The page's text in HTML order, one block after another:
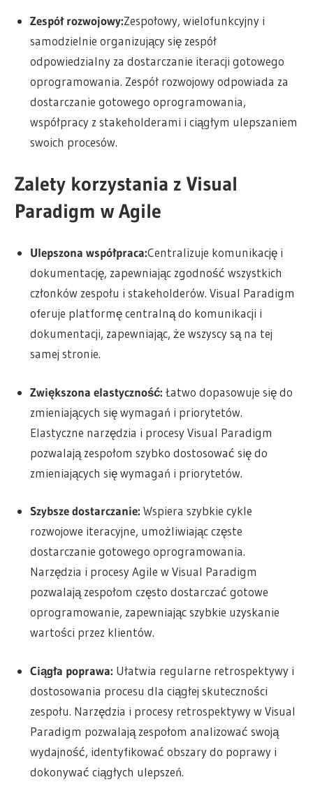
Zespół rozwojowy:Zespołowy, wielofunkcyjny i
samodzielnie organizujący się zespół
odpowiedzialny za dostarczanie iteracji gotowego
oprogramowania. Zespół rozwojowy odpowiada za
dostarczanie gotowego oprogramowania,
współpracy z stakeholderami i ciągłym ulepszaniem
swoich procesów.
Zalety korzystania z Visual
Paradigm w Agile
Ulepszona współpraca:Centralizuje komunikację i
dokumentację, zapewniając zgodność wszystkich
członków zespołu i stakeholderów. Visual Paradigm
oferuje platformę centralną do komunikacji i
dokumentacji, zapewniając, że wszyscy są na tej
samej stronie.
Zwiększona elastyczność: Łatwo dopasowuje się do
zmieniających się wymagań i priorytetów.
Elastyczne narzędzia i procesy Visual Paradigm
pozwalają zespołom szybko dostosować się do
zmieniających się wymagań i priorytetów.
Szybsze dostarczanie: Wspiera szybkie cykle
rozwojowe iteracyjne, umożliwiając częste
dostarczanie gotowego oprogramowania.
Narzędzia i procesy Agile w Visual Paradigm
pozwalają zespołom często dostarczać gotowe
oprogramowanie, zapewniając szybkie uzyskanie
wartości przez klientów.
Ciągła poprawa: Ułatwia regularne retrospektywy i
dostosowania procesu dla ciągłej skuteczności
zespołu. Narzędzia i procesy retrospektywy w Visual
Paradigm pozwalają zespołom analizować swoją
wydajność, identyfikować obszary do poprawy i
dokonywać ciągłych ulepszeń.